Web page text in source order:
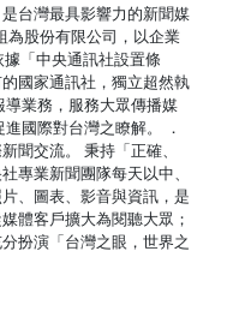
台灣最具影響力的新聞媒
為股份有限公司，以企業
「中央通訊社設置條
國家通訊社，獨立超然執
業務，服務大眾傳播媒
國際對台灣之瞭解。 ．
聞交流。 秉持「正確、
專業新聞團隊每天以中、
、圖表、影音與資訊，是
體客戶擴大為閱聽大眾；
扮演「台灣之眼，世界之